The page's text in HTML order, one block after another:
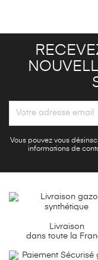
Vous pouvez vous
informations de
Livraison
dans toute la